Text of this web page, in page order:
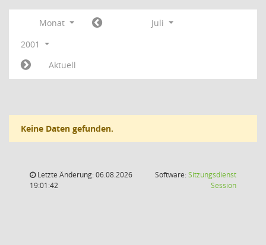
Monat
Juli
2001
Aktuell
Keine Daten gefunden.
Letzte Änderung: 06.08.2026
19:01:42
Software:Sitzungsdienst
Session(Wird in